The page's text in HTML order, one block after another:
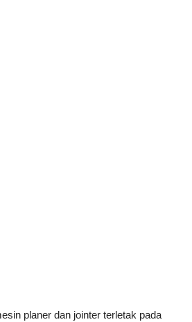
planer dan jointer terletak pada